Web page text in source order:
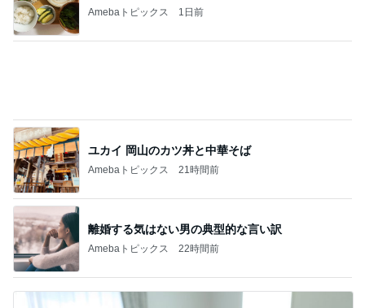
Amebaトピックス 1日前
ユカイ 岡山のカツ丼と中華そば
Amebaトピックス 21時間前
離婚する気はない男の典型的な言い訳
Amebaトピックス 22時間前